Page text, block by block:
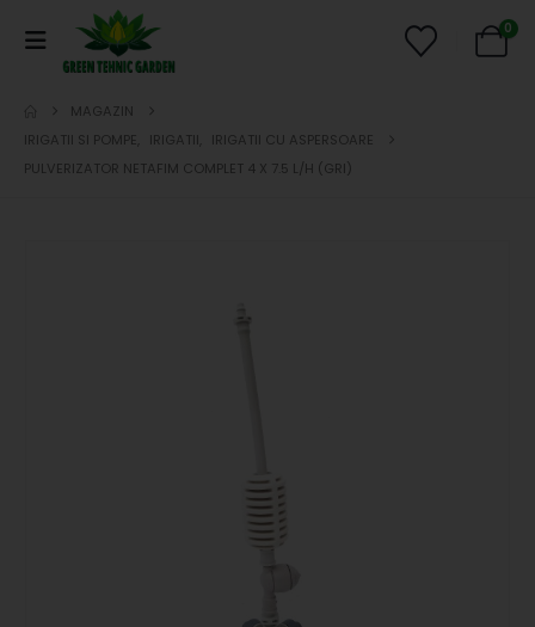
0
MAGAZIN
IRIGATII SI POMPE
IRIGATII
IRIGATII CU ASPERSOARE
PULVERIZATOR NETAFIM COMPLET 4 X 7.5 L/H (GRI)